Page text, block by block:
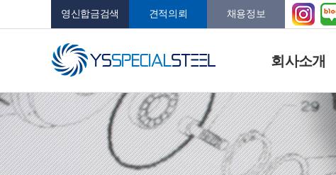
영신합금검색 견적의뢰 채용정보
회사소개